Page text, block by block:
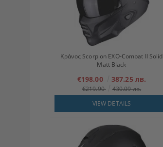
Κράνος Scorpion EXO-Combat II Solid
Matt Black
€198.00 387.25 лв.
€219.90
430.09 лв.
VIEW DETAILS